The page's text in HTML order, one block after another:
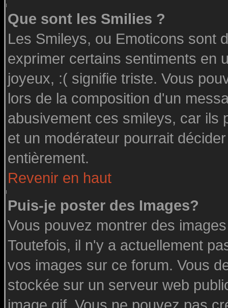
Que sont les Smilies ?
Les Smileys, ou Emoticons sont
exprimer certains sentiments en
joyeux, :( signifie triste. Vous
lors de la composition d'un
abusivement ces smileys, car ils
et un modérateur pourrait
entièrement.
Revenir en haut
Puis-je poster des Images?
Vous pouvez montrer des
Toutefois, il n'y a actuellement
vos images sur ce forum. Vous
stockée sur un serveur web